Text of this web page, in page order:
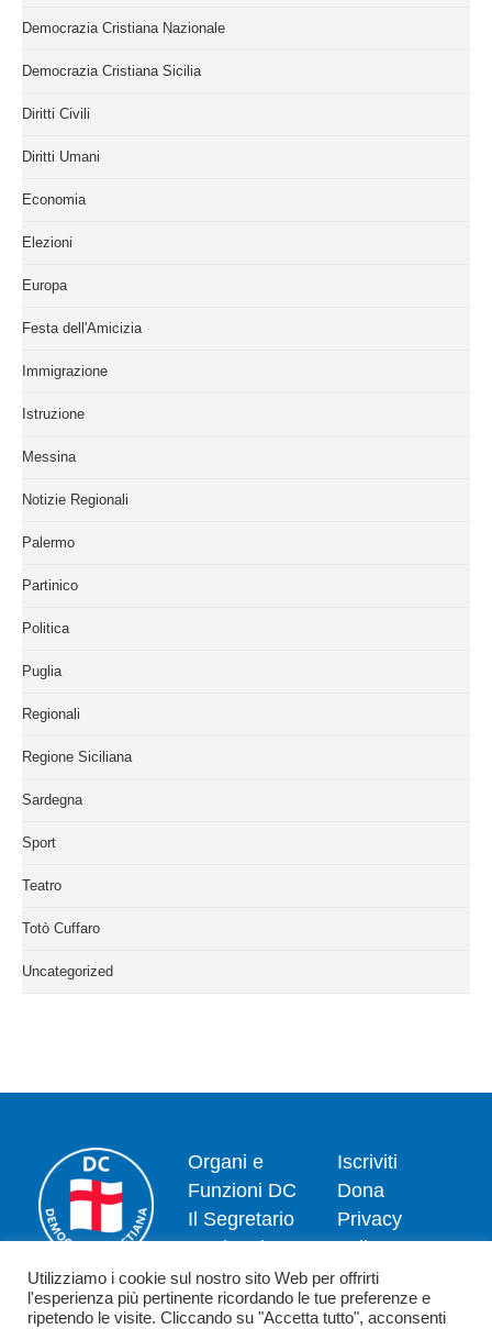
Democrazia Cristiana Nazionale
Democrazia Cristiana Sicilia
Diritti Civili
Diritti Umani
Economia
Elezioni
Europa
Festa dell'Amicizia
Immigrazione
Istruzione
Messina
Notizie Regionali
Palermo
Partinico
Politica
Puglia
Regionali
Regione Siciliana
Sardegna
Sport
Teatro
Totò Cuffaro
Uncategorized
Organi e
Funzioni DC
Il Segretario
Nazionale
Dipartimenti
News
Iscriviti
Dona
Privacy
policy
Politica dei
cookie
Utilizziamo i cookie sul nostro sito Web per offrirti
l'esperienza più pertinente ricordando le tue preferenze e
ripetendo le visite. Cliccando su "Accetta tutto", acconsenti